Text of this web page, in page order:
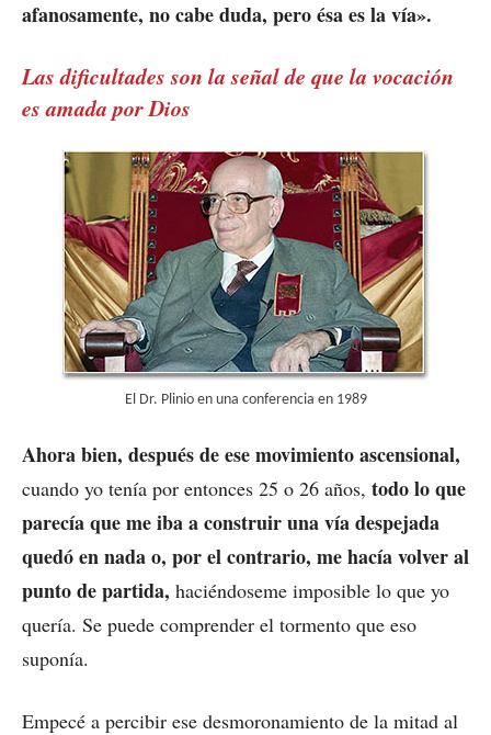
afanosamente, no cabe duda, pero ésa es la vía».
Las dificultades son la señal de que la vocación
es amada por Dios
El Dr. Plinio en una conferencia en 1989
Ahora bien, después de ese movimiento ascensional,
cuando yo tenía por entonces 25 o 26 años, todo lo que
parecía que me iba a construir una vía despejada
quedó en nada o, por el contrario, me hacía volver al
punto de partida, haciéndoseme imposible lo que yo
quería. Se puede comprender el tormento que eso
suponía.
Empecé a percibir ese desmoronamiento de la mitad al